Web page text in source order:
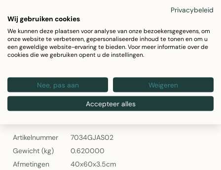
Afmeting: 40x60cm
Materiaal: 100% katoen
Kleur: Stonewash blauw
Artikelnummer: 7034GJAS02
op label
Annika Sierkussen Stonewash Blauw 40x60cm van Linen & More
Specificaties
Artikelnummer
7034GJAS02
Gewicht (kg)
0.620000
Afmetingen
40x60x3.5cm
Privacybeleid
Wij gebruiken cookies
We kunnen deze plaatsen voor analyse van onze bezoekersgegevens, om
onze website te verbeteren, gepersonaliseerde inhoud te tonen en om u
een geweldige website-ervaring te bieden. Voor meer informatie over de
cookies die we gebruiken opent u de instellingen.
Nee, pas aan Weigeren
Accepteer alles